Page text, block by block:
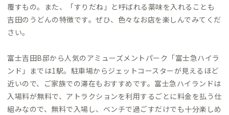
覆すもの。また、「すりだね」と呼ばれる薬味を入れることも
吉田のうどんの特徴です。ぜひ、色々なお店を楽しんでみてくだ
さい。
富士吉田B邸から人気のアミューズメントパーク「富士急ハイラ
ンド」までは1駅。駐車場からジェットコースターが見えるほど
近いので、ご家族での滞在もおすすめです。富士急ハイランドは
入場料が無料で、アトラクションを利用するごとに料金を払う仕
組みなので、無料で入場し、ベンチで過ごすだけでも十分楽しめ